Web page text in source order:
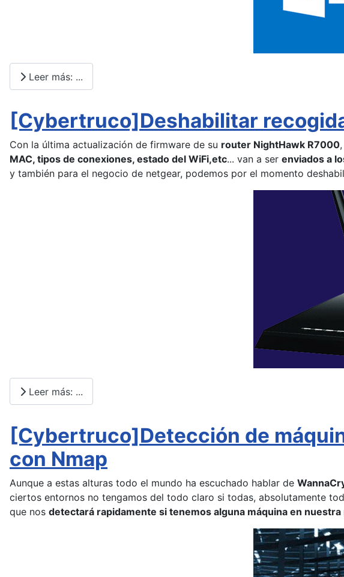
Leer más: ...
[Cybertruco]Deshabilitar
Con la última actualización de firmware de su router NightHawk R7000,
MAC, tipos de conexiones, estado del WiFi,etc... van a ser enviados a
y también para el negocio de netgear, podemos por el momento
Leer más: ...
[Cybertruco]Detección de
con Nmap
Aunque a estas alturas todo el mundo ha escuchado hablar de
ciertos entornos no tengamos del todo claro si todas, absolutamente
que nos detectará rapidamente si tenemos alguna máquina en